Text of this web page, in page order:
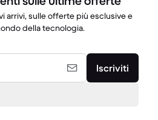
arrivi, sulle offerte più esclusive e
della tecnologia.
Iscriviti